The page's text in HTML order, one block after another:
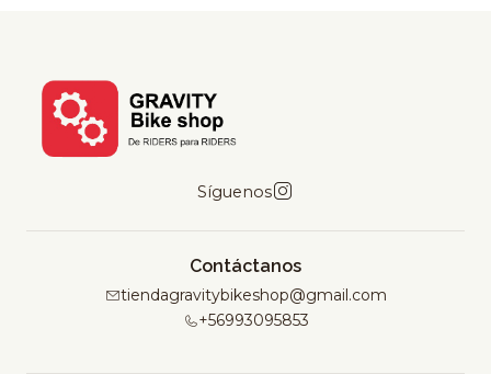
Síguenos
Contáctanos
tiendagravitybikeshop@gmail.com
+56993095853